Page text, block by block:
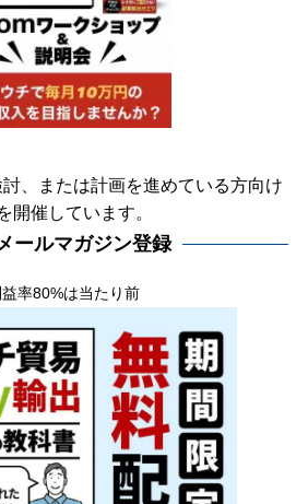
、または計画を進めている方向け
開催しています。
ールマガジン登録
率80%は当たり前